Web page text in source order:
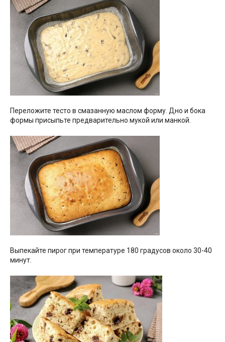
Переложите тесто в смазанную маслом форму. Дно и бока
формы присыпьте предварительно мукой или манкой.
Выпекайте пирог при температуре 180 градусов около 30-40
минут.